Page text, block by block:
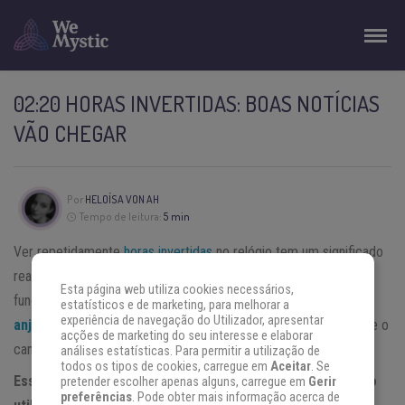
02:20 HORAS INVERTIDAS: BOAS NOTÍCIAS
VÃO CHEGAR
Por HELOÍSA VON AH
Tempo de leitura: 5 min
Ver repetidamentehoras invertidasno relógio tem um significado
real e mensagens que você precisa descobrir. Essas horas
funcionam como presságios —mensagens enviadas pelos
anjos da guardae uma maneira de fornecer informações sobre o
caminho que sua vida deve tomar.
Esses números são uma das muitas línguas que o universo
Esta página web utiliza cookies necessários,
estatísticos e de marketing, para melhorar a
experiência de navegação do Utilizador, apresentar
acções de marketing do seu interesse e elaborar
análises estatísticas. Para permitir a utilização de
todos os tipos de cookies, carregue em Aceitar. Se
pretender escolher apenas alguns, carregue em Gerir
preferências. Pode obter mais informação acerca de